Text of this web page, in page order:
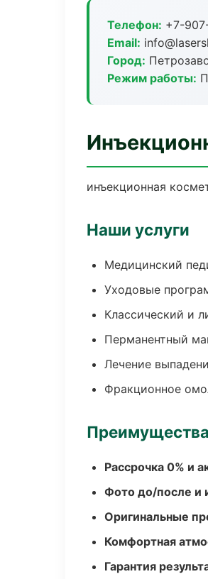
Телефон: +7-
Email:
Город:
Режим работы:
инъекционная
Наши услуги
Медицинский
Уходовые
Классический и
Перманентный
Лечение
Фракционное
Рассрочка 0% и
Фото до/после и
Оригинальные
Комфортная
Гарантия